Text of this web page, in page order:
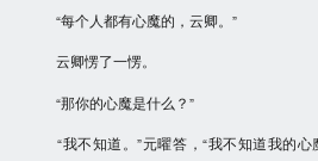
“每个人都有心魔的，云卿。”
云卿愣了一愣。
“那你的心魔是什么？”
“我不知道。”元曜答，“我不知道我的心